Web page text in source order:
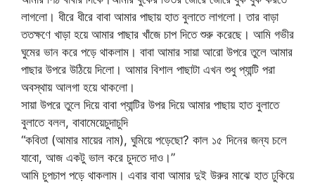
লাগলো। ধীরে ধীরে বাবা আমার পাছায় হাত বুলাতে লাগলো। তার বাড়া
ততক্ষণে খাড়া হয়ে আমার পাছার খাঁজে চাপ দিতে শুরু করেছে। আমি গভীর
ঘুমের ভান করে পড়ে থাকলাম। বাবা আমার সায়া আরো উপরে তুলে আমার
পাছার উপরে উঠিয়ে দিলো। আমার বিশাল পাছাটা এখন শুধু প্যান্টি পরা
অবস্থায় আলগা হয়ে থাকলো।
সায়া উপরে তুলে দিয়ে বাবা প্যান্টির উপর দিয়ে আমার পাছায় হাত বুলাতে
বুলাতে বলল, বাবামেয়েচুদাচুদি
“কবিতা (আমার মায়ের নাম), ঘুমিয়ে পড়েছো? কাল ১৫ দিনের জন্য চলে
যাবো, আজ একটু ভাল করে চুদতে দাও।”
আমি চুপচাপ পড়ে থাকলাম। এবার বাবা আমার দুই উরুর মাঝে হাত ঢুকিয়ে